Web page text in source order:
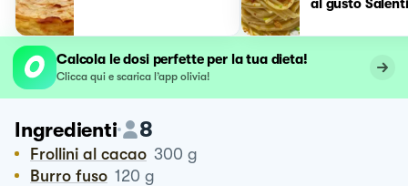
al gusto
Calcola le dosi perfette per la tua dieta!
Clicca qui e scarica l’app olivia!
Ingredienti 8
Frollini al cacao 300 g
Burro fuso 120 g